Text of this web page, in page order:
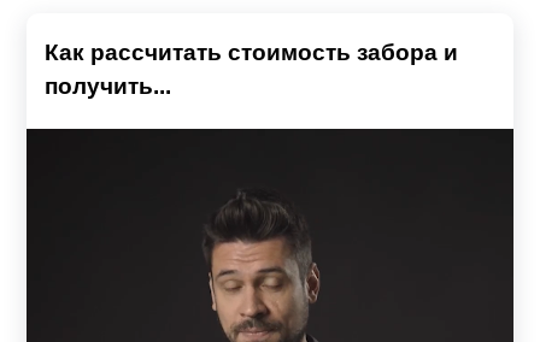
Как рассчитать стоимость забора и
получить...